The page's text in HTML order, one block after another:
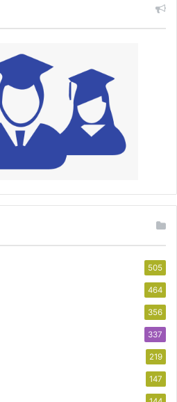
505
464
356
337
219
147